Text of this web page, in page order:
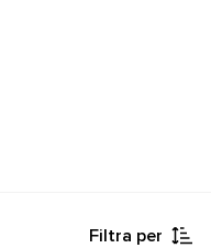
Filtra per